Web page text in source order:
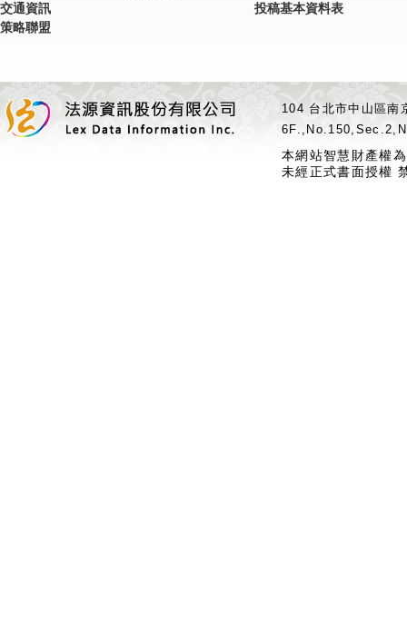
交通資訊
策略聯盟
投稿基本資料表
104 台北市中山區
本網站智慧財產權
未經正式書面授權